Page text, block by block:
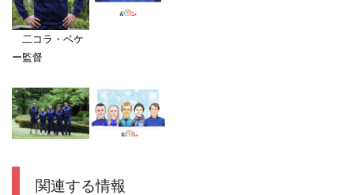
二コラ・ベケ
ー監督
関連する情報